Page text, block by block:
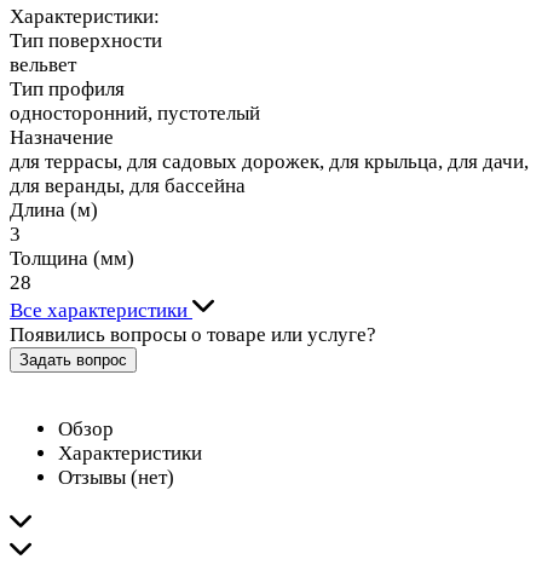
Характеристики:
Тип поверхности
вельвет
Тип профиля
односторонний, пустотелый
Назначение
для террасы, для садовых дорожек, для крыльца, для дачи,
для веранды, для бассейна
Длина (м)
3
Толщина (мм)
28
Все характеристики
Появились вопросы о товаре или услуге?
Задать вопрос
Обзор
Характеристики
Отзывы (нет)